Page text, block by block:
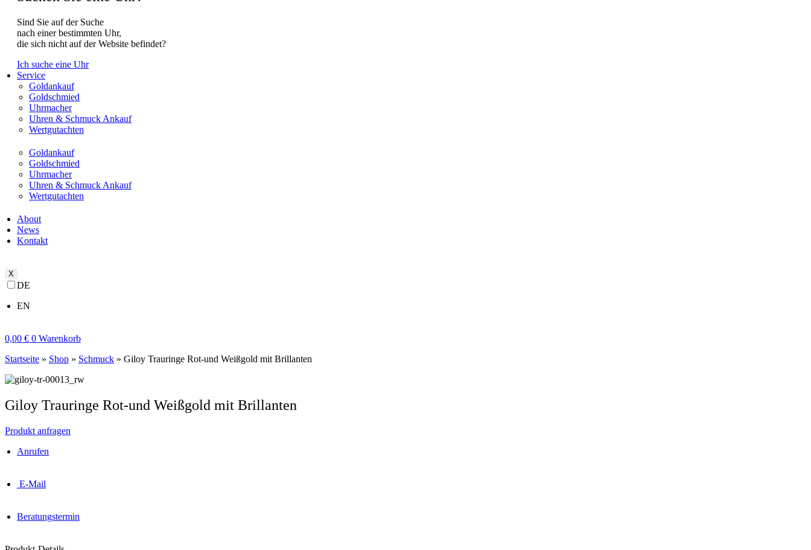
Sind Sie auf der Suche
nach einer bestimmten Uhr,
die sich nicht auf der Website befindet?
Ich suche eine Uhr
Service
Goldankauf
Goldschmied
Uhrmacher
Uhren & Schmuck Ankauf
Wertgutachten
Goldankauf
Goldschmied
Uhrmacher
Uhren & Schmuck Ankauf
Wertgutachten
About
News
Kontakt
X
DE
EN
0,00 € 0 Warenkorb
Startseite » Shop » Schmuck » Giloy Trauringe Rot-und Weißgold mit Brillanten
Giloy Trauringe Rot-und Weißgold mit Brillanten
Produkt anfragen
Anrufen
E-Mail
Beratungstermin